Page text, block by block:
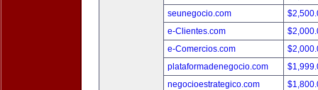
seunegocio.com
e-Clientes.com
e-Comercios.com
plataformadenegocio.com
negocioestrategico.com